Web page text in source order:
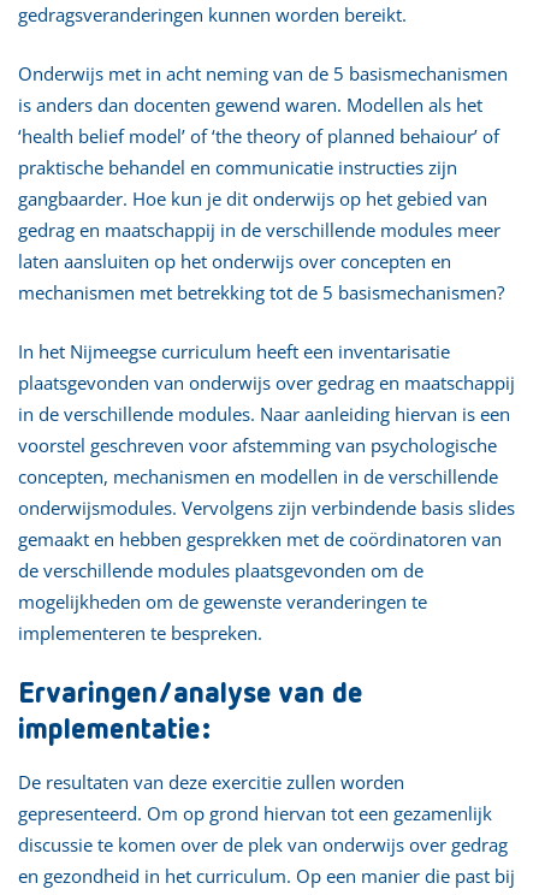
gedragsveranderingen kunnen worden bereikt.
Onderwijs met in acht neming van de 5 basismechanismen
is anders dan docenten gewend waren. Modellen als het
‘health belief model’ of ‘the theory of planned behaiour’ of
praktische behandel en communicatie instructies zijn
gangbaarder. Hoe kun je dit onderwijs op het gebied van
gedrag en maatschappij in de verschillende modules meer
laten aansluiten op het onderwijs over concepten en
mechanismen met betrekking tot de 5 basismechanismen?
In het Nijmeegse curriculum heeft een inventarisatie
plaatsgevonden van onderwijs over gedrag en maatschappij
in de verschillende modules. Naar aanleiding hiervan is een
voorstel geschreven voor afstemming van psychologische
concepten, mechanismen en modellen in de verschillende
onderwijsmodules. Vervolgens zijn verbindende basis slides
gemaakt en hebben gesprekken met de coördinatoren van
de verschillende modules plaatsgevonden om de
mogelijkheden om de gewenste veranderingen te
implementeren te bespreken.
Ervaringen/analyse van de
implementatie:
De resultaten van deze exercitie zullen worden
gepresenteerd. Om op grond hiervan tot een gezamenlijk
discussie te komen over de plek van onderwijs over gedrag
en gezondheid in het curriculum. Op een manier die past bij